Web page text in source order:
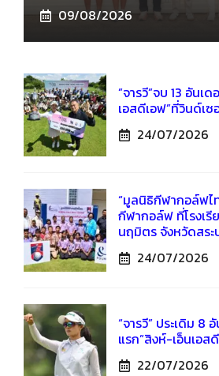
09/08/2026
”จารวี”จบ 13 อันเ
เอสดีเอฟ”ที่วินด์เซ
24/07/2026
“มูลนิธิกีฬากอล์ฟไ
กีฬากอล์ฟ ที่โรงเรี
นฤมิตร จังหวัดสระ
24/07/2026
“จารวี” ประเดิม 8
แรก”สิงห์-เอ็นเอส
22/07/2026